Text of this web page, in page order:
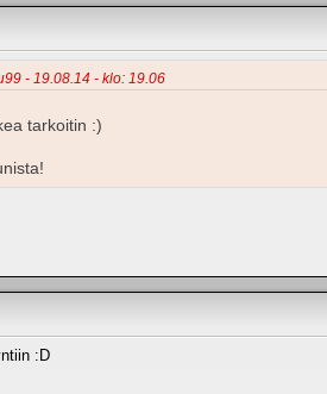
- 19.08.14 - klo: 19.06
tarkoitin :)
:D